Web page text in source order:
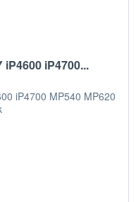
iP4700...
iP4700 MP540 MP620